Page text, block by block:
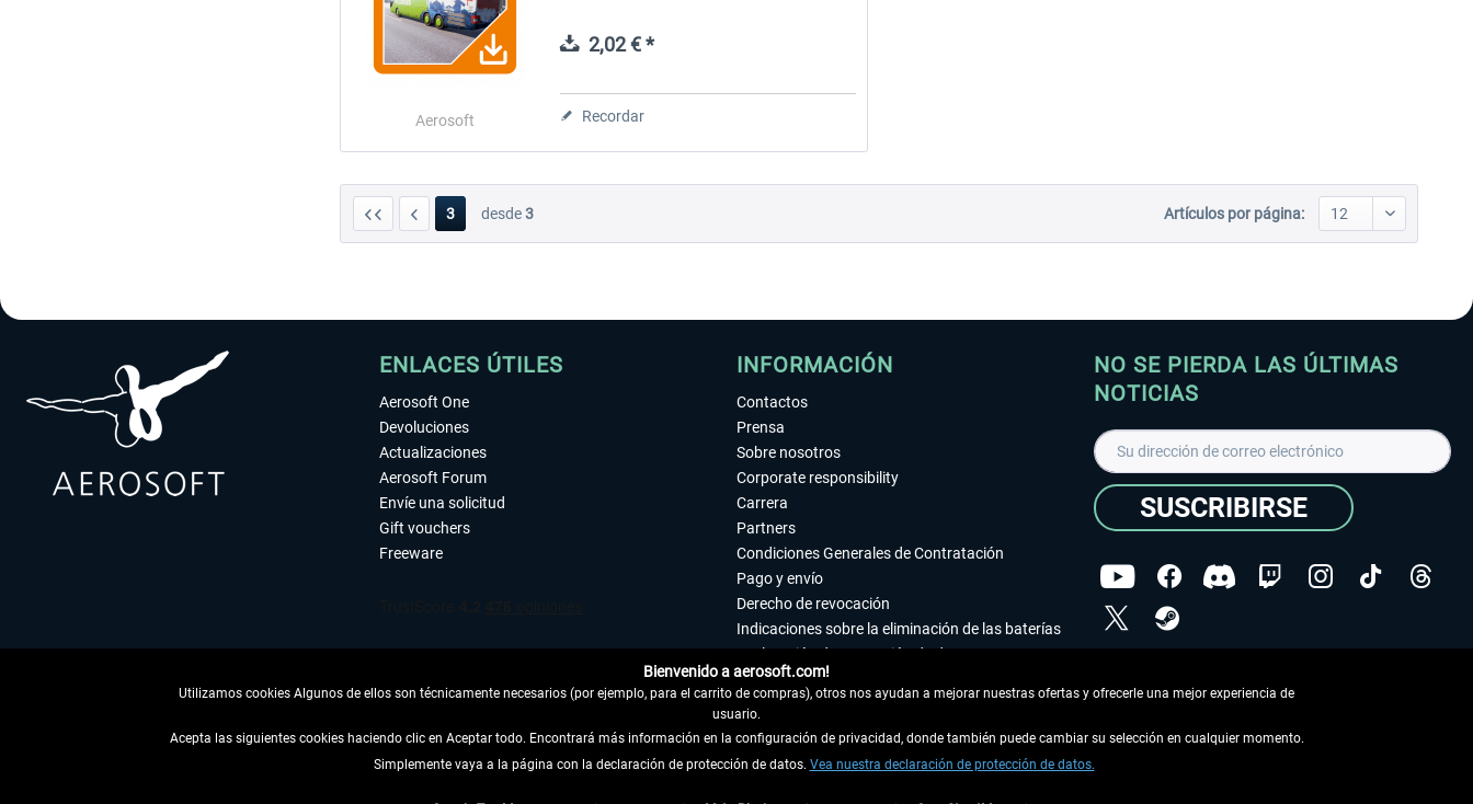
Aerosoft
2,02 € *
Recordar
3 desde3 Artículos por página:
ENLACES ÚTILES
Aerosoft One
Devoluciones
Actualizaciones
Aerosoft Forum
Envíe una solicitud
Gift vouchers
Freeware
DESISTIR DEL CONTRATO
INFORMACIÓN
Contactos
Prensa
Sobre nosotros
Corporate responsibility
Carrera
Partners
Condiciones Generales de Contratación
Pago y envío
Derecho de revocación
Indicaciones sobre la eliminación de las baterías
Declaración de protección de datos
Accesibilidad
Aviso legal
NO SE PIERDA LAS ÚLTIMAS
NOTICIAS
SUSCRIBIRSE
Copyright © Aerosoft GmbH - Todos los derechos
Bienvenido a aerosoft.com!
Utilizamos cookies Algunos de ellos son técnicamente necesarios (por ejemplo, para el carrito de compras), otros nos ayudan a mejorar nuestras ofertas y ofrecerle una mejor experiencia de
usuario.
Acepta las siguientes cookies haciendo clic en Aceptar todo. Encontrará más información en la configuración de privacidad, donde también puede cambiar su selección en cualquier momento.
Simplemente vaya a la página con la declaración de protección de datos. Vea nuestra declaración de protección de datos.